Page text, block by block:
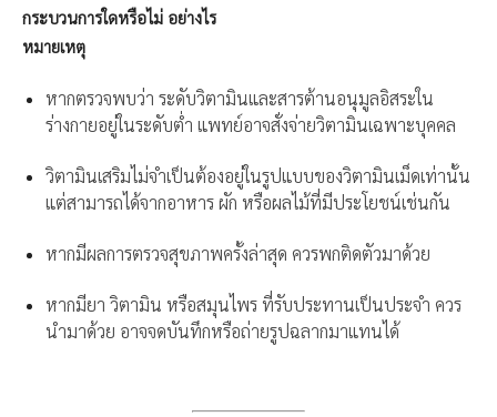
กระบวนการใดหรือไม่ อย่างไร
หมายเหตุ
หากตรวจพบว่า ระดับวิตามินและสารต้านอนุมูลอิสระใน
ร่างกายอยู่ในระดับต่ำ แพทย์อาจสั่งจ่ายวิตามินเฉพาะบุคคล
วิตามินเสริมไม่จำเป็นต้องอยู่ในรูปแบบของวิตามินเม็ดเท่านั้น
แต่สามารถได้จากอาหาร ผัก หรือผลไม้ที่มีประโยชน์เช่นกัน
หากมีผลการตรวจสุขภาพครั้งล่าสุด ควรพกติดตัวมาด้วย
หากมียา วิตามิน หรือสมุนไพร ที่รับประทานเป็นประจำ ควร
นำมาด้วย อาจจดบันทึกหรือถ่ายรูปฉลากมาแทนได้